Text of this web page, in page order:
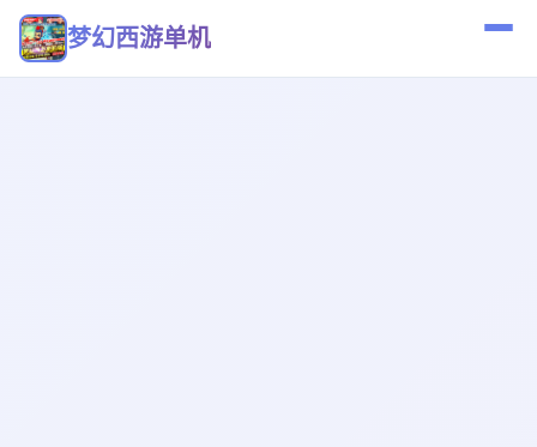
梦幻西游单机